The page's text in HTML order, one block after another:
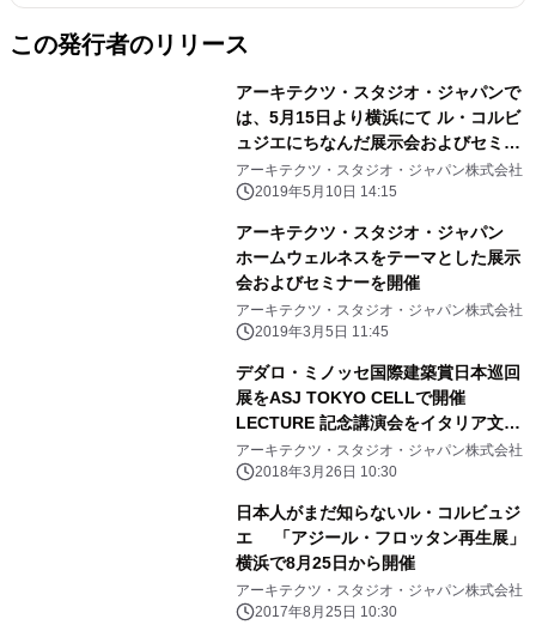
この発行者のリリース
アーキテクツ・スタジオ・ジャパンで
は、5月15日より横浜にて ル・コルビ
ュジエにちなんだ展示会およびセミナ
ーを開催
アーキテクツ・スタジオ・ジャパン株式会社
2019年5月10日 14:15
アーキテクツ・スタジオ・ジャパン
ホームウェルネスをテーマとした展示
会およびセミナーを開催
アーキテクツ・スタジオ・ジャパン株式会社
2019年3月5日 11:45
デダロ・ミノッセ国際建築賞日本巡回
展をASJ TOKYO CELLで開催
LECTURE 記念講演会をイタリア文化
会館にて実施
アーキテクツ・スタジオ・ジャパン株式会社
2018年3月26日 10:30
日本人がまだ知らないル・コルビュジ
エ 「アジール・フロッタン再生展」
横浜で8月25日から開催
アーキテクツ・スタジオ・ジャパン株式会社
2017年8月25日 10:30